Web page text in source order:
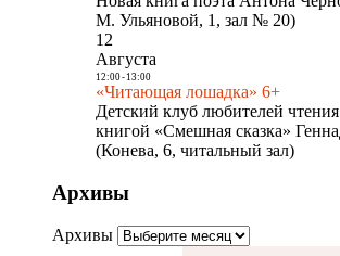
М. Ульяновой, 1, зал № 20)
12
Августа
12:00- 13:00
«Читающая лошадка» 6+
Детский клуб любителей
книгой «Смешная сказка»
(Конева, 6, читальный зал)
Архивы
Архивы